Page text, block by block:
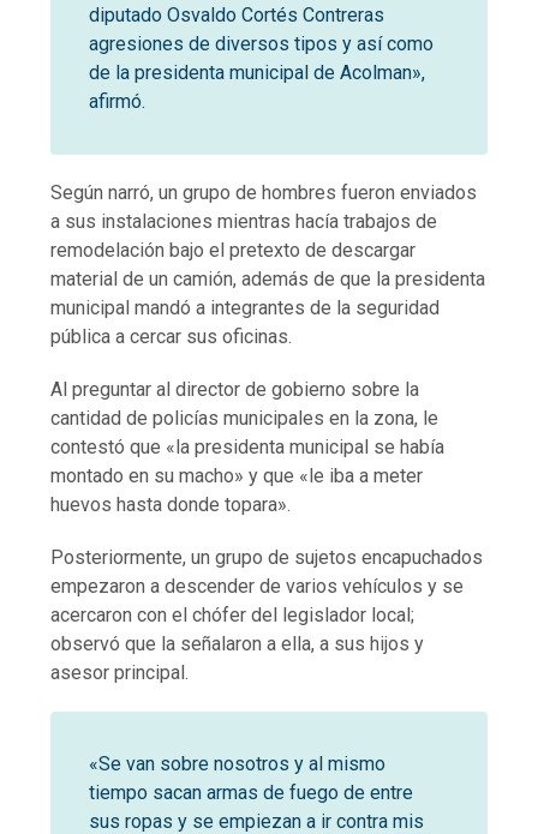
diputado Osvaldo Cortés Contreras
agresiones de diversos tipos y así como
de la presidenta municipal de Acolman»,
afirmó.
Según narró, un grupo de hombres fueron enviados
a sus instalaciones mientras hacía trabajos de
remodelación bajo el pretexto de descargar
material de un camión, además de que la presidenta
municipal mandó a integrantes de la seguridad
pública a cercar sus oficinas.
Al preguntar al director de gobierno sobre la
cantidad de policías municipales en la zona, le
contestó que «la presidenta municipal se había
montado en su macho» y que «le iba a meter
huevos hasta donde topara».
Posteriormente, un grupo de sujetos encapuchados
empezaron a descender de varios vehículos y se
acercaron con el chófer del legislador local;
observó que la señalaron a ella, a sus hijos y
asesor principal.
«Se van sobre nosotros y al mismo
tiempo sacan armas de fuego de entre
sus ropas y se empiezan a ir contra mis